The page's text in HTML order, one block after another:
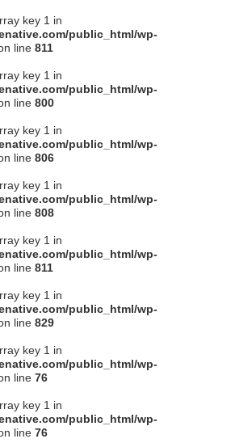
key 1 in
public_html/wp-
line 811
key 1 in
public_html/wp-
line 800
key 1 in
public_html/wp-
line 806
key 1 in
public_html/wp-
line 808
key 1 in
public_html/wp-
line 811
key 1 in
public_html/wp-
line 829
key 1 in
public_html/wp-
line 76
key 1 in
public_html/wp-
line 76